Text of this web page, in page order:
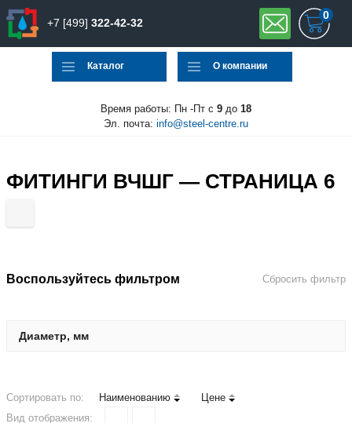
+7 [499] 322-42-32
0
Каталог О компании
Время работы: Пн -Пт с 9 до 18
Эл. почта: info@steel-centre.ru
ФИТИНГИ ВЧШГ — СТРАНИЦА 6
Воспользуйтесь фильтром Сбросить фильтр
Диаметр, мм
Сортировать по: Наименованию
Цене
Вид отображения: